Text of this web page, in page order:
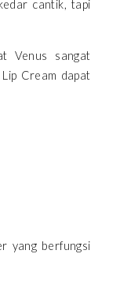
cantik, tapi
Venus sangat
Cream dapat
yang berfungsi